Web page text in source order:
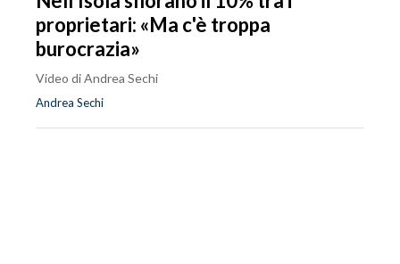
proprietari: «Ma c'è troppa
burocrazia»
Video di Andrea Sechi
Andrea Sechi